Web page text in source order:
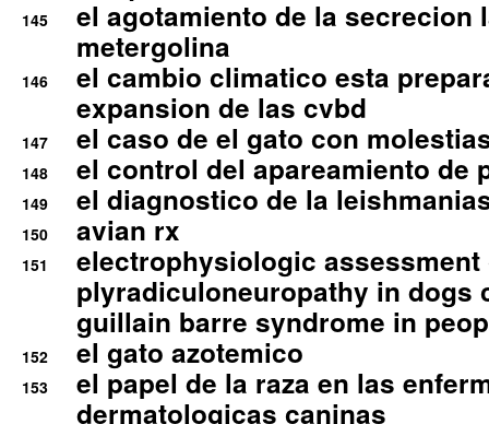
145
el agotamiento de la secrecion
metergolina
146
el cambio climatico esta
expansion de las cvbd
147 el caso de el gato con
148 el control del apareamiento de
149 el diagnostico de la
150 avian rx
151
electrophysiologic assessment
plyradiculoneuropathy in dogs
guillain barre syndrome in
152 el gato azotemico
153
el papel de la raza en las
dermatologicas caninas